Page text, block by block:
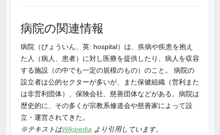
病院の関連情報
病院（びょういん、英: hospital）は、疾病や疾患を抱え
た人（病人、患者）に対し医療を提供したり、病人を収容
する施設（の中でも一定の規模のもの）のこと。 病院の
設立者は公的セクターが多いが、また保健組織（営利また
は非営利団体）、保険会社、慈善団体などがある。病院は
歴史的に、その多くが宗教系修道会や慈善家によって設
立・運営されてきた。
※テキストはWikipedia より引用しています。